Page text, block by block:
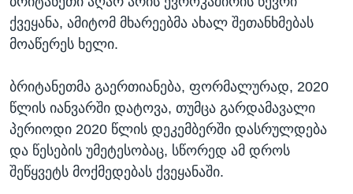
ქვეყანა, ამიტომ მხარეებმა ახალ შეთანხმებას
მოაწერეს ხელი.
ბრიტანეთმა გაერთიანება, ფორმალურად, 2020
წლის იანვარში დატოვა, თუმცა გარდამავალი
პერიოდი 2020 წლის დეკემბერში დასრულდება
და წესების უმეტესობაც, სწორედ ამ დროს
შეწყვეტს მოქმედებას ქვეყანაში.